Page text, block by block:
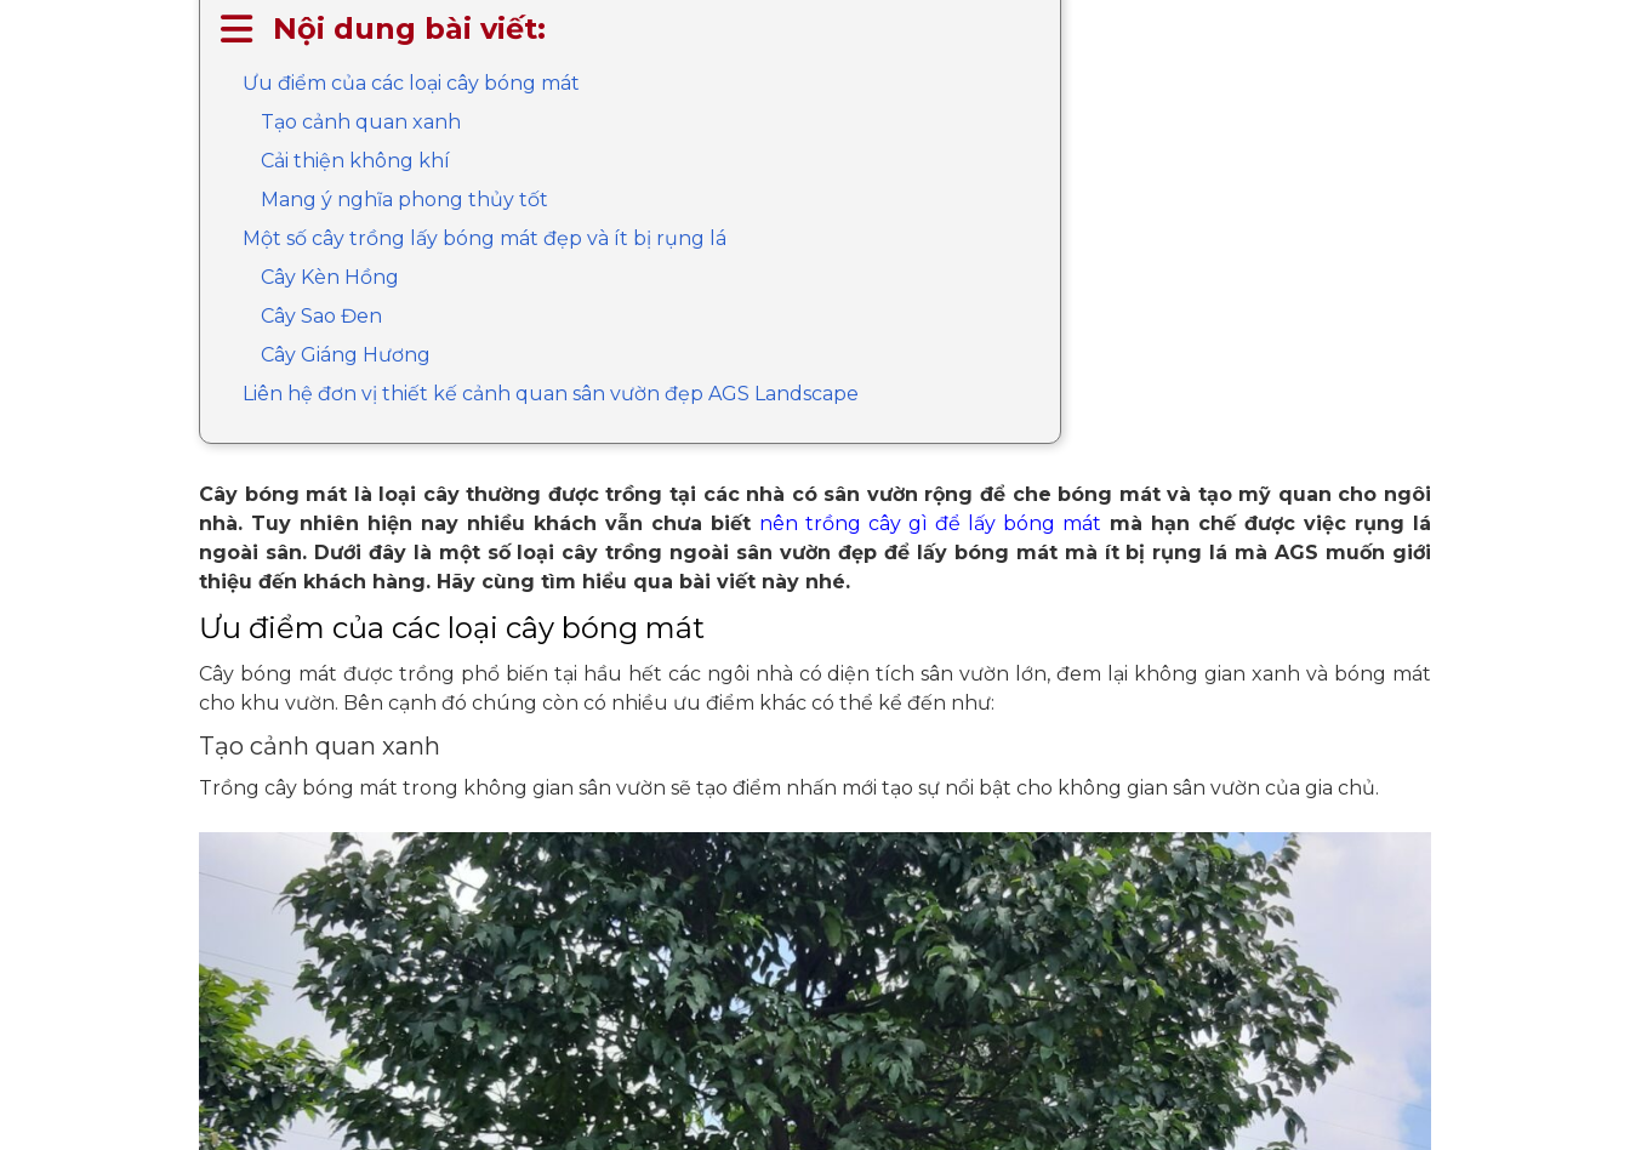
Nội dung bài viết:
Ưu điểm của các loại cây bóng mát
Tạo cảnh quan xanh
Cải thiện không khí
Mang ý nghĩa phong thủy tốt
Một số cây trồng lấy bóng mát đẹp và ít bị rụng lá
Cây Kèn Hồng
Cây Sao Đen
Cây Giáng Hương
Liên hệ đơn vị thiết kế cảnh quan sân vườn đẹp AGS Landscape
Cây bóng mát là loại cây thường được trồng tại các nhà có sân vườn rộng để che bóng mát và tạo mỹ quan cho ngôi
nhà. Tuy nhiên hiện nay nhiều khách vẫn chưa biết nên trồng cây gì để lấy bóng mát mà hạn chế được việc rụng lá
ngoài sân. Dưới đây là một số loại cây trồng ngoài sân vườn đẹp để lấy bóng mát mà ít bị rụng lá mà AGS muốn giới
thiệu đến khách hàng. Hãy cùng tìm hiểu qua bài viết này nhé.
Ưu điểm của các loại cây bóng mát
Cây bóng mát được trồng phổ biến tại hầu hết các ngôi nhà có diện tích sân vườn lớn, đem lại không gian xanh và bóng mát
cho khu vườn. Bên cạnh đó chúng còn có nhiều ưu điểm khác có thể kể đến như:
Tạo cảnh quan xanh
Trồng cây bóng mát trong không gian sân vườn sẽ tạo điểm nhấn mới tạo sự nổi bật cho không gian sân vườn của gia chủ.